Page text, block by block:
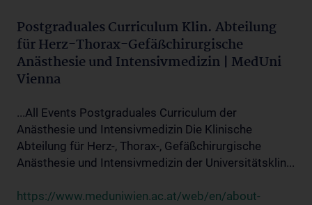
Postgraduales Curriculum Klin. Abteilung
für Herz-Thorax-Gefäßchirurgische
Anästhesie und Intensivmedizin | MedUni
Vienna
...All Events Postgraduales Curriculum der
Anästhesie und Intensivmedizin Die Klinische
Abteilung für Herz-, Thorax-, Gefäßchirurgische
Anästhesie und Intensivmedizin der Universitätsklin...
https://www.meduniwien.ac.at/web/en/about-